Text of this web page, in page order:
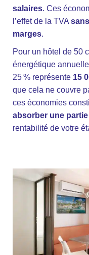
salaires. Ces
l’effet de la TVA
marges.
Pour un hôtel de 50
énergétique
25 % représente 15
que cela ne couvre
ces économies
absorber une
rentabilité de votre